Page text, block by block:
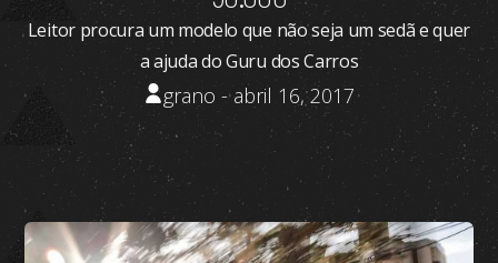
Leitor procura um modelo que não seja um sedã e quer
a ajuda do Guru dos Carros
grano - abril 16, 2017